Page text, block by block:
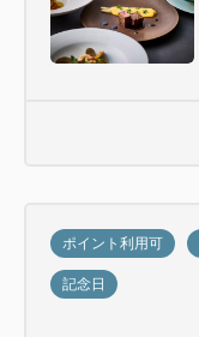
ポイント利用可
記念日